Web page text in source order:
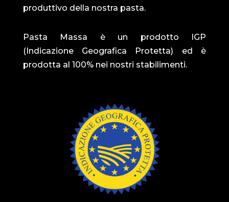
produttivo della nostra pasta.
Pasta Massa è un prodotto IGP
(Indicazione Geografica Protetta) ed è
prodotta al 100% nei nostri stabilimenti.